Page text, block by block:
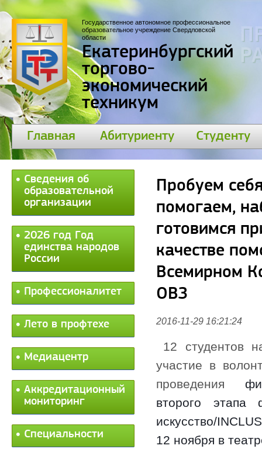
Государственное автономное профессиональное
образовательное учреждение Свердловской
области
Екатеринбургский
торгово-
экономический
техникум
Главная Абитуриенту Студенту
Сведения об
образовательной
организации
2026 год Год
единства народов
России
Профессионалитет
Лето в профтехе
Медиацентр
Аккредитационный
мониторинг
Специальности
Пробуем
помогаем,
готовимся
качестве
Всемирном
ОВЗ
2016-11-29 16:21:24
12 студентов
участие в
проведения
второго этапа
искусство/
12 ноября в